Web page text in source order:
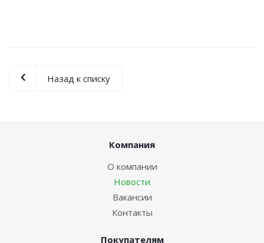
Назад к списку
Компания
О компании
Новости
Вакансии
Контакты
Покупателям